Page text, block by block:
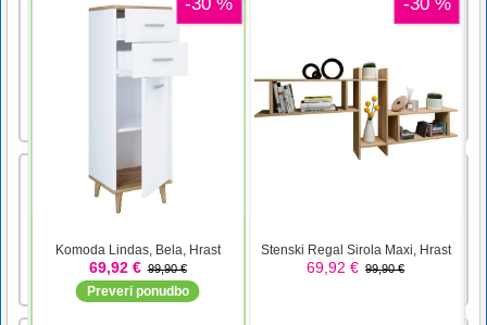
Audi Q5 Sportback 2021 Slide
audi q5 sportback 2021. Vključuje 3 slike in 3
načine (3x3 kosi, 4x4 kosi, 5x5 kosi) za
igranje.Za igranje te igre html5 uporabite
Transportne uganke
dokončate nivo.